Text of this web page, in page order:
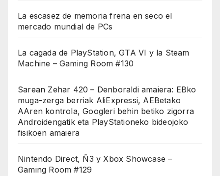
La escasez de memoria frena en seco el
mercado mundial de PCs
La cagada de PlayStation, GTA VI y la Steam
Machine – Gaming Room #130
Sarean Zehar 420 – Denboraldi amaiera: EBko
muga-zerga berriak AliExpressi, AEBetako
AAren kontrola, Googleri behin betiko zigorra
Androidengatik eta PlayStationeko bideojoko
fisikoen amaiera
Nintendo Direct, Ñ3 y Xbox Showcase –
Gaming Room #129